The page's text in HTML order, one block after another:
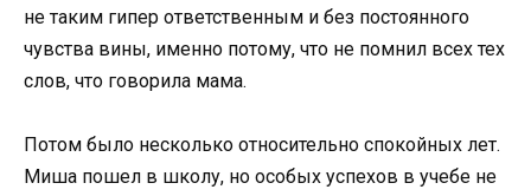
не таким гипер ответственным и без постоянного
чувства вины, именно потому, что не помнил всех тех
слов, что говорила мама.
Потом было несколько относительно спокойных лет.
Миша пошел в школу, но особых успехов в учебе не